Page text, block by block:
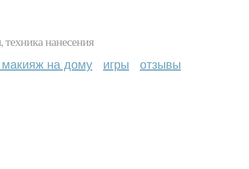
нанесения
макияж на дому игры отзывы